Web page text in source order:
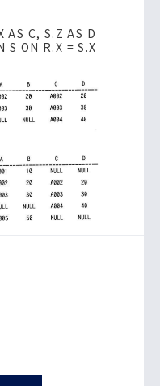
AS C, S.Z AS D
ON R.X = S.X